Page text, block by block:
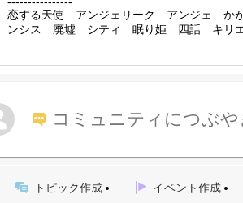
恋する天使 アンジェリーク アンジェ か
ンシス 廃墟 シティ 眠り姫 四話 キリ
コミュニティにつぶや
トピック作成 イベント作成